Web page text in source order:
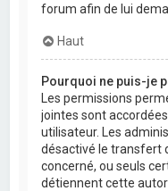
forum afin de lui
Haut
Pourquoi ne puis-je
Les permissions
jointes sont
utilisateur. Les
désactivé le transfert
concerné, ou seuls
détiennent cette